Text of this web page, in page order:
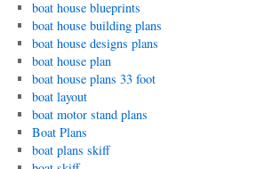
boat house blueprints
boat house building plans
boat house designs plans
boat house plan
boat house plans 33 foot
boat layout
boat motor stand plans
Boat Plans
boat plans skiff